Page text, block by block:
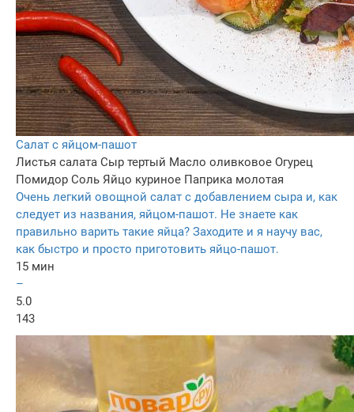
Салат с яйцом-пашот
Листья салата Сыр тертый Масло оливковое Огурец
Помидор Соль Яйцо куриное Паприка молотая
Очень легкий овощной салат с добавлением сыра и, как
следует из названия, яйцом-пашот. Не знаете как
правильно варить такие яйца? Заходите и я научу вас,
как быстро и просто приготовить яйцо-пашот.
15 мин
–
5.0
143